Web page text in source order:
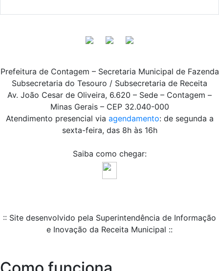
Prefeitura de Contagem – Secretaria Municipal de Fazenda
Subsecretaria do Tesouro / Subsecretaria de Receita
Av. João Cesar de Oliveira, 6.620 – Sede – Contagem –
Minas Gerais – CEP 32.040-000
Atendimento presencial via agendamento: de segunda a
sexta-feira, das 8h às 16h
Saiba como chegar:
:: Site desenvolvido pela Superintendência de Informação
e Inovação da Receita Municipal ::